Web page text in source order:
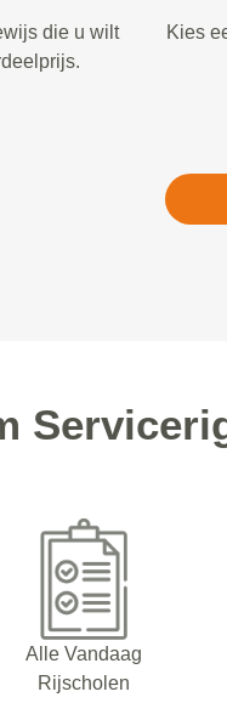
die u wilt
Kies
Alle Vandaag
Rijscholen